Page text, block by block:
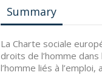
Summary
La Charte sociale
droits de l’homme
l’homme liés à